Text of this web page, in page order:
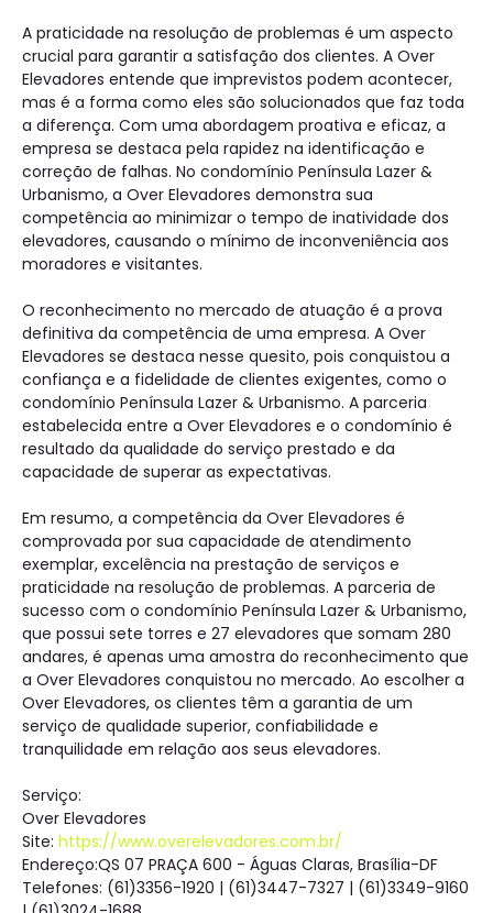
A praticidade na resolução de problemas é um aspecto
crucial para garantir a satisfação dos clientes. A Over
Elevadores entende que imprevistos podem acontecer,
mas é a forma como eles são solucionados que faz toda
a diferença. Com uma abordagem proativa e eficaz, a
empresa se destaca pela rapidez na identificação e
correção de falhas. No condomínio Península Lazer &
Urbanismo, a Over Elevadores demonstra sua
competência ao minimizar o tempo de inatividade dos
elevadores, causando o mínimo de inconveniência aos
moradores e visitantes.
O reconhecimento no mercado de atuação é a prova
definitiva da competência de uma empresa. A Over
Elevadores se destaca nesse quesito, pois conquistou a
confiança e a fidelidade de clientes exigentes, como o
condomínio Península Lazer & Urbanismo. A parceria
estabelecida entre a Over Elevadores e o condomínio é
resultado da qualidade do serviço prestado e da
capacidade de superar as expectativas.
Em resumo, a competência da Over Elevadores é
comprovada por sua capacidade de atendimento
exemplar, excelência na prestação de serviços e
praticidade na resolução de problemas. A parceria de
sucesso com o condomínio Península Lazer & Urbanismo,
que possui sete torres e 27 elevadores que somam 280
andares, é apenas uma amostra do reconhecimento que
a Over Elevadores conquistou no mercado. Ao escolher a
Over Elevadores, os clientes têm a garantia de um
serviço de qualidade superior, confiabilidade e
tranquilidade em relação aos seus elevadores.
Serviço:
Over Elevadores
Site: https://www.overelevadores.com.br/
Endereço:QS 07 PRAÇA 600 - Águas Claras, Brasília-DF
Telefones: (61)3356-1920 | (61)3447-7327 | (61)3349-9160